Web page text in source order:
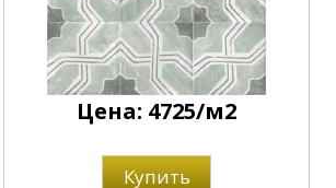
Цена: 4725/м2
Купить